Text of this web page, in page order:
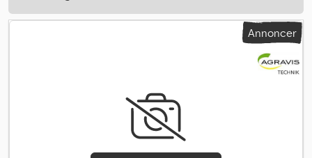
Annoncer